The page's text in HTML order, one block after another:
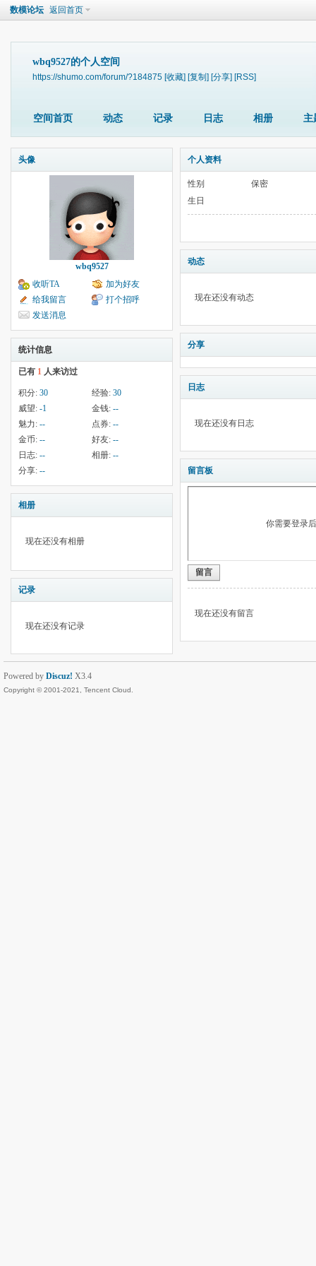
数模论坛 返回首页
wbq9527的个人空间
https://shumo.com/forum/?184875 [收藏] [复制] [分享] [RSS]
空间首页 动态 记录 日志 相册 主
头像
wbq9527
收听TA
加为好友
给我留言
打个招呼
发送消息
统计信息
已有 1 人来访过
积分: 30 经验: 30
威望: -1 金钱: --
魅力: -- 点券: --
金币: -- 好友: --
日志: -- 相册: --
分享: --
相册
现在还没有相册
记录
现在还没有记录
个人资料
性别
保密
生日
动态
现在还没有动态
分享
日志
现在还没有日志
留言板
你需要登录
留言
现在还没有留言
Powered by Discuz! X3.4
Copyright © 2001-2021, Tencent Cloud.